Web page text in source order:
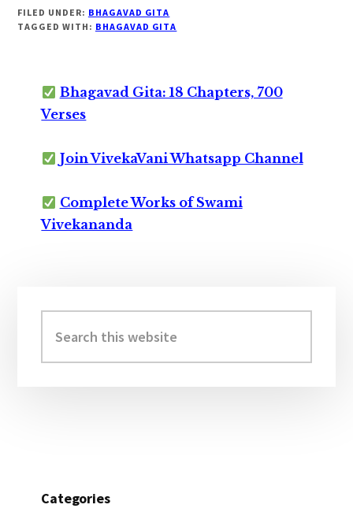
FILED UNDER: BHAGAVAD GITA
TAGGED WITH: BHAGAVAD GITA
Bhagavad Gita: 18 Chapters, 700
Verses
Join VivekaVani Whatsapp Channel
Complete Works of Swami
Vivekananda
Sidebar
this
website
Categories